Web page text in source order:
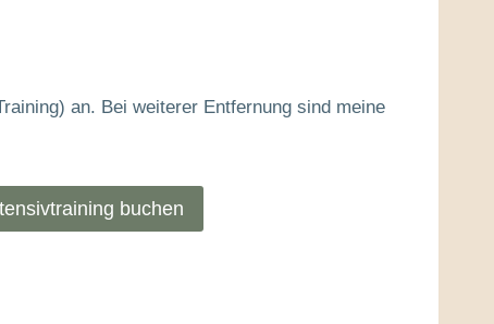
an. Bei weiterer Entfernung sind meine
buchen